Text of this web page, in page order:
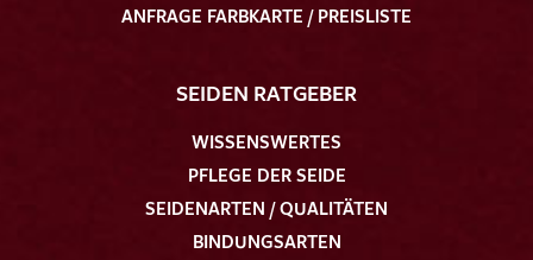
MUSTERANFRAGE SENDEN
ANFRAGE FARBKARTE / PREISLISTE
SEIDEN RATGEBER
WISSENSWERTES
PFLEGE DER SEIDE
SEIDENARTEN / QUALITÄTEN
BINDUNGSARTEN